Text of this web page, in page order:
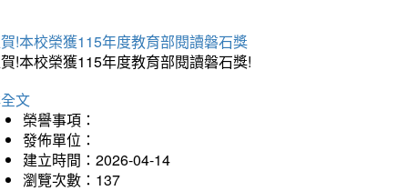
!本校榮獲115年度教育部閱讀磐石獎
!本校榮獲115年度教育部閱讀磐石獎!
文
榮譽事項：
發佈單位：
建立時間：2026-04-14
瀏覽次數：137